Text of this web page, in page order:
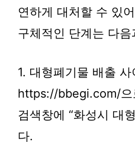
연하게 대처할 수 있
구체적인 단계는 다음
1. 대형폐기물 배출
https://bbegi.com/으
검색창에 “화성시 대
다.